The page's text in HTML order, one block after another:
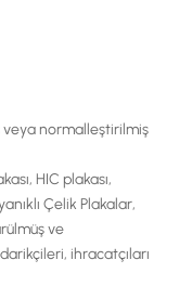
veya normalleştirilmiş
HIC plakası,
Çelik Plakalar,
ve
ihracatçıları